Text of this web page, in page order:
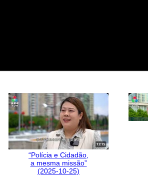
“Polícia e Cidadão,
a mesma missão”
(2025-10-25)